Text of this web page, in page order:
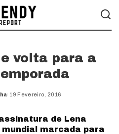
volta para a
19 Fevereiro, 2016
de Lena
marcada para